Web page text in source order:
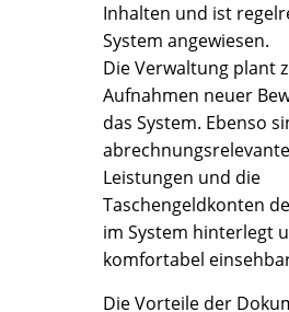
Inhalten und ist
System angewiesen.
Die Verwaltung plant
Aufnahmen neuer
das System. Ebenso
Leistungen und die
Taschengeldkonten
im System hinterlegt
komfortabel
Die Vorteile der